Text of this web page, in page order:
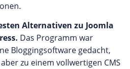
Alternativen zu Joomla
Das Programm war
Bloggingsoftware gedacht,
zu einem vollwertigen CMS